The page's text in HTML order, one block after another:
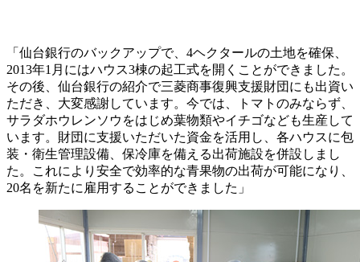
「仙台銀行のバックアップで、4ヘクタールの土地を確保、
2013年1月にはハウス3棟の起工式を開くことができました。
その後、仙台銀行の紹介で三菱商事復興支援財団にも出資い
ただき、大変感謝しています。今では、トマトのみならず、
サラダホウレンソウをはじめ葉物類やイチゴなども生産して
います。財団に支援いただいた資金を活用し、各ハウスに包
装・衛生管理設備、保冷庫を備える出荷施設を併設しまし
た。これにより安全で効率的な青果物の出荷が可能になり、
20名を新たに雇用することができました」